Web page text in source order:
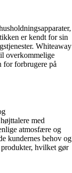
er kendt for sin
Whiteaway
overkommelige
for forbrugere på
med
atmosfære og
kundernes behov og
hvilket gør